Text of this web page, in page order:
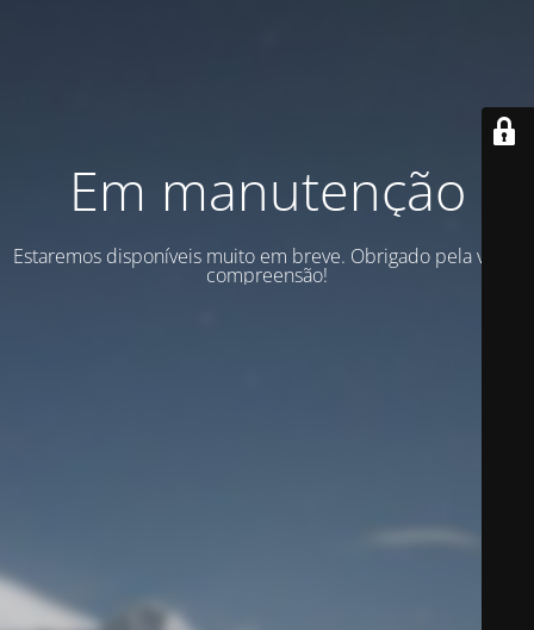
Em manutenção
Estaremos disponíveis muito em breve. Obrigado pela vossa
compreensão!